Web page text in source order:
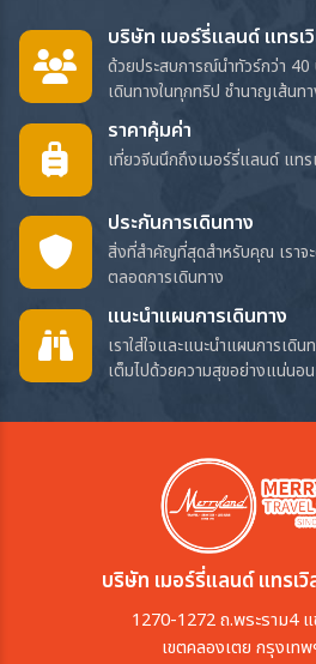
บริษัท เมอร์รี่แลนด์ แทรเ
ด้วยประสบการณ์นำทัวร์กว่า 40
เดินทางในทุกทริป ชำนาญเส้นท
ราคาคุ้มค่า
เที่ยวจีนนึกถึงเมอร์รี่แลนด์ แทร
ประกันการเดินทาง
สิ่งที่สำคัญที่สุดสำหรับคุณ เรา
ตลอดการเดินทาง
แนะนำแผนการเดินทาง
เราใส่ใจและแนะนำแผนการเดิ
เต็มไปด้วยความสุขอย่างแน่นอน
บริษัท เมอร์รี่แลนด์ แทรเวิ
1270-1272 ถ.พระราม4
เขตคลองเตย กรุงเท